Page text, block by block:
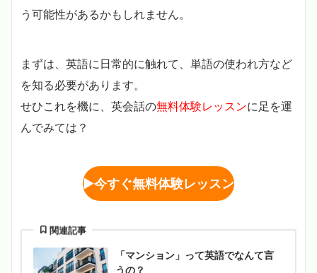
う可能性があるかもしれません。
まずは、英語に日常的に触れて、単語の使われ方など
を知る必要があります。
せひこれを機に、英会話の無料体験レッスンに足を運
んでみては？
▶︎今すぐ無料体験レッスン
関連記事
「マンション」って英語でなんて言
うの？